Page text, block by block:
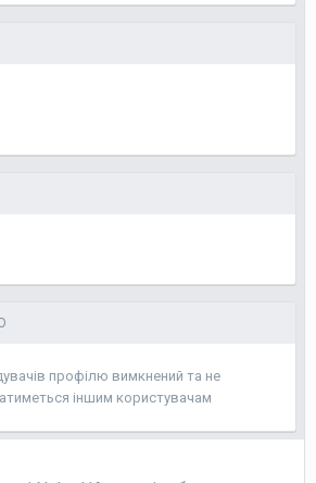
профілю вимкнений та не
іншим користувачам